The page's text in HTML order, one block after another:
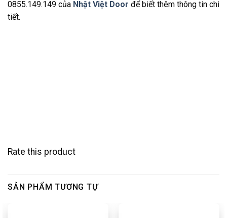
0855.149.149 của Nhật Việt Door để biết thêm thông tin chi
tiết.
Rate this product
SẢN PHẨM TƯƠNG TỰ